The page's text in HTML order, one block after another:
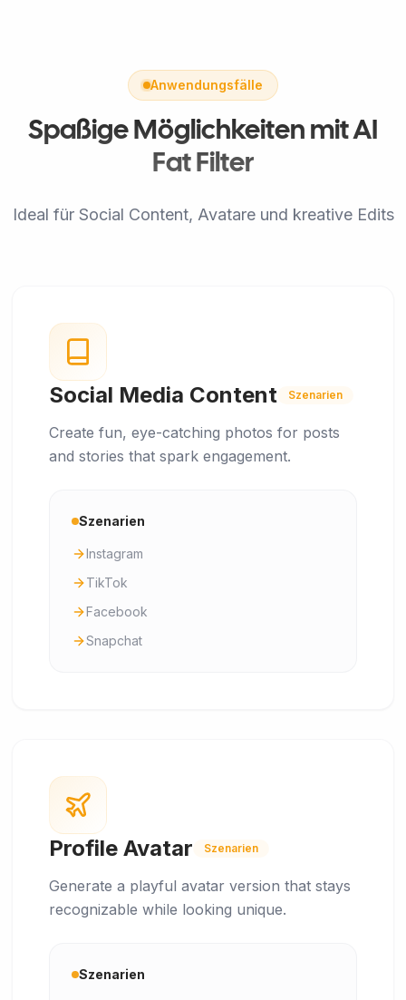
Anwendungsfälle
Spaßige Möglichkeiten mit AI
Fat Filter
Ideal für Social Content, Avatare und kreative Edits
Social Media Content Szenarien
Create fun, eye-catching photos for posts
and stories that spark engagement.
Szenarien
Instagram
TikTok
Facebook
Snapchat
Profile Avatar Szenarien
Generate a playful avatar version that stays
recognizable while looking unique.
Szenarien